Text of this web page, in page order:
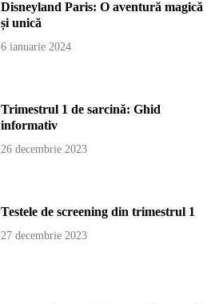
Disneyland Paris: O aventură magică
și unică
6 ianuarie 2024
Trimestrul 1 de sarcină: Ghid
informativ
26 decembrie 2023
Testele de screening din trimestrul 1
27 decembrie 2023